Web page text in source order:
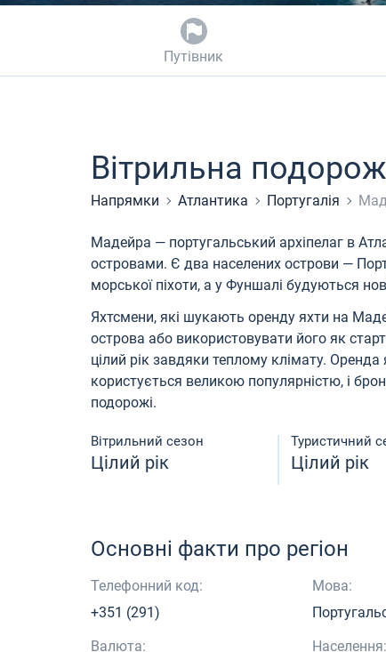
Путівник
Вітрильна
Напрямки Атлантика Португалія
Мадейра — португальський архіпелаг в
островами. Є два населених острови —
морської піхоти, а у Фуншалі будуються
Яхтсмени, які шукають оренду яхти на
острова або використовувати його як
цілий рік завдяки теплому клімату.
користується великою популярністю, і
подорожі.
Вітрильний сезон
Цілий рік
Туристичний
Цілий рік
Основні факти про регіон
Телефонний код:
+351 (291)
Мова:
Валюта:
Населення: